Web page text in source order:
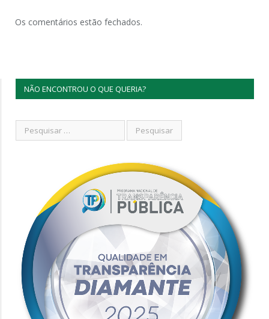
Os comentários estão fechados.
NÃO ENCONTROU O QUE QUERIA?